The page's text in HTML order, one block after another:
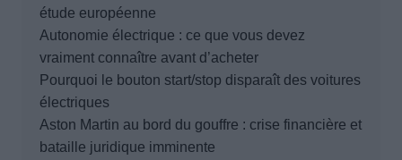
étude européenne
Autonomie électrique : ce que vous devez
vraiment connaître avant d’acheter
Pourquoi le bouton start/stop disparaît des voitures
électriques
Aston Martin au bord du gouffre : crise financière et
bataille juridique imminente